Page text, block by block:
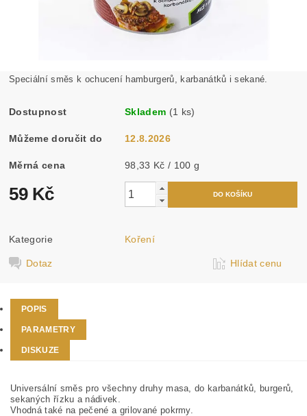
Speciální směs k ochucení hamburgerů, karbanátků i sekané.
Dostupnost Skladem (1 ks)
Můžeme doručit do 12.8.2026
Měrná cena 98,33 Kč / 100 g
59 Kč
Kategorie Koření
Dotaz Hlídat cenu
POPIS
PARAMETRY
DISKUZE
Universální směs pro všechny druhy masa, do karbanátků, burgerů,
sekaných řízku a nádivek.
Vhodná také na pečené a grilované pokrmy.